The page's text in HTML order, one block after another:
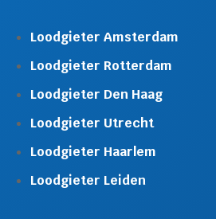
Loodgieter Amsterdam
Loodgieter Rotterdam
Loodgieter Den Haag
Loodgieter Utrecht
Loodgieter Haarlem
Loodgieter Leiden